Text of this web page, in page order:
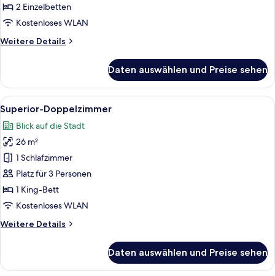
2 Einzelbetten
Kostenloses WLAN
Weitere Details
Weitere
Zweibettzimmer
Daten auswählen und Preise sehen
Alle
Fotos
für
Superior-
Doppelzimmer
anzeigen
Ein modernes Hotelzimmer mit
4
Superior-Doppelzimmer
Blick auf die Stadt
26 m²
1 Schlafzimmer
Platz für 3 Personen
1 King-Bett
Kostenloses WLAN
Weitere Details
Weitere
Doppelzimmer
Daten auswählen und Preise sehen